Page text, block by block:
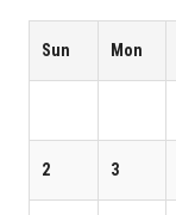
Sun Mon
2 3